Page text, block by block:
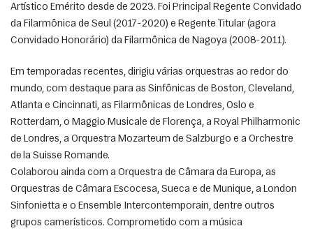
Artístico Emérito desde de 2023. Foi Principal Regente Convidado
da Filarmônica de Seul (2017-2020) e Regente Titular (agora
Convidado Honorário) da Filarmônica de Nagoya (2008-2011).
Em temporadas recentes, dirigiu várias orquestras ao redor do
mundo, com destaque para as Sinfônicas de Boston, Cleveland,
Atlanta e Cincinnati, as Filarmônicas de Londres, Oslo e
Rotterdam, o Maggio Musicale de Florença, a Royal Philharmonic
de Londres, a Orquestra Mozarteum de Salzburgo e a Orchestre
de la Suisse Romande.
Colaborou ainda com a Orquestra de Câmara da Europa, as
Orquestras de Câmara Escocesa, Sueca e de Munique, a London
Sinfonietta e o Ensemble Intercontemporain, dentre outros
grupos camerísticos. Comprometido com a música